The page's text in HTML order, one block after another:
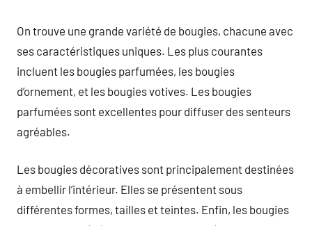
On trouve une grande variété de bougies, chacune avec
ses caractéristiques uniques. Les plus courantes
incluent les bougies parfumées, les bougies
d’ornement, et les bougies votives. Les bougies
parfumées sont excellentes pour diffuser des senteurs
agréables.
Les bougies décoratives sont principalement destinées
à embellir l’intérieur. Elles se présentent sous
différentes formes, tailles et teintes. Enfin, les bougies